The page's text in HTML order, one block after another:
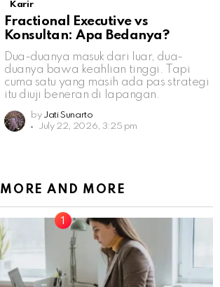
Karir
Fractional Executive vs
Konsultan: Apa Bedanya?
Dua-duanya masuk dari luar, dua-
duanya bawa keahlian tinggi. Tapi
cuma satu yang masih ada pas strategi
itu diuji beneran di lapangan.
by Jati Sunarto
July 22, 2026, 3:25 pm
MORE AND MORE